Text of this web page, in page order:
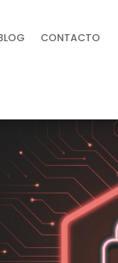
CONTACTO